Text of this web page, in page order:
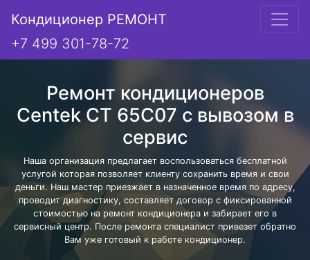
Кондиционер РЕМОНТ
+7 499 301-78-72
Ремонт кондиционеров
Centek CT 65C07 с вывозом в
сервис
Наша организация предлагает воспользоваться бесплатной
услугой которая позволяет клиенту сохранить время и свои
деньги. Наш мастер приезжает в назначенное время по адресу,
проводит диагностику, составляет договор с фиксированной
стоимостью на ремонт кондиционера и забирает его в
сервисный центр. После ремонта специалист привезет обратно
Вам уже готовый к работе кондиционер.